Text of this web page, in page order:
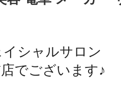
シャルサロン
でございます♪